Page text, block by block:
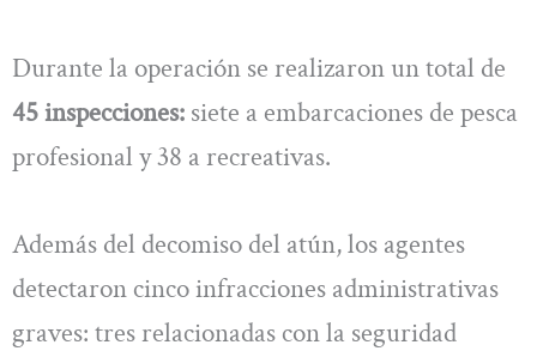
Durante la operación se realizaron un total de
45 inspecciones: siete a embarcaciones de pesca
profesional y 38 a recreativas.
Además del decomiso del atún, los agentes
detectaron cinco infracciones administrativas
graves: tres relacionadas con la seguridad